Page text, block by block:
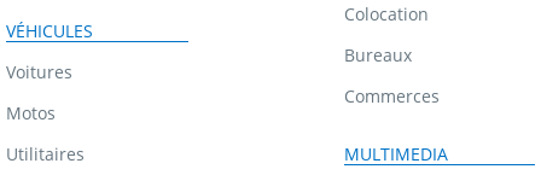
VÉHICULES
Voitures
Motos
Utilitaires
Colocation
Bureaux
Commerces
MULTIMEDIA